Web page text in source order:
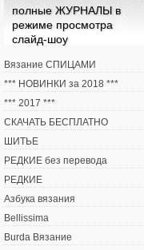
полные ЖУРНАЛЫ в
режиме просмотра
слайд-шоу
Вязание СПИЦАМИ
*** НОВИНКИ за 2018 ***
*** 2017 ***
СКАЧАТЬ БЕСПЛАТНО
ШИТЬЕ
РЕДКИЕ без перевода
РЕДКИЕ
Азбука вязания
Bellissima
Burda Вязание